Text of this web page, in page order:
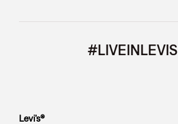
#LIVEINLEVIS
Levi’s®